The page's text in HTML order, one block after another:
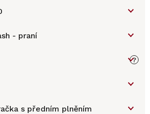
- praní
?
s předním plněním